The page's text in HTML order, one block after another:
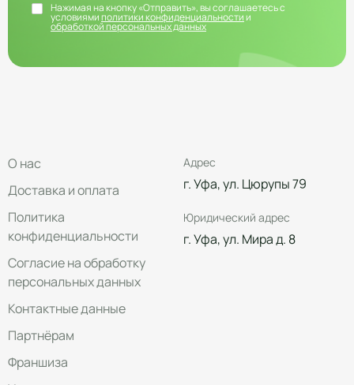
Нажимая на кнопку «Отправить», вы соглашаетесь с
условиямиполитики конфиденциальностии
обработкой персональных данных
О нас
Доставка и оплата
Политика
конфиденциальности
Согласие на обработку
персональных данных
Контактные данные
Партнёрам
Франшиза
Адрес
г. Уфа, ул. Цюрупы 79
Юридический адрес
г. Уфа, ул. Мира д. 8